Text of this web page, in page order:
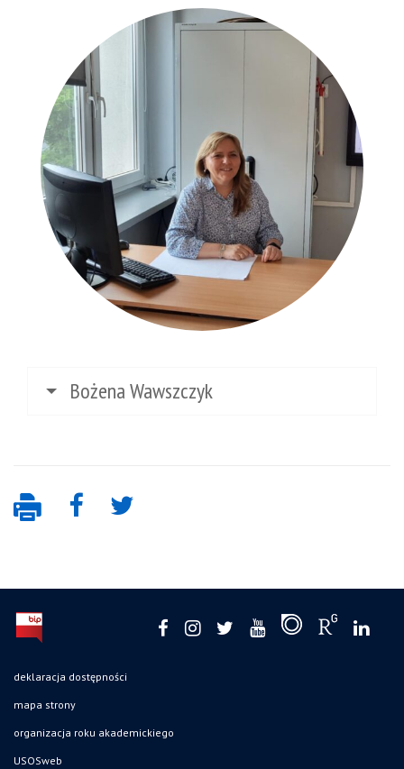
Bożena Wawszczyk
deklaracja dostępności
mapa strony
organizacja roku akademickiego
USOSweb